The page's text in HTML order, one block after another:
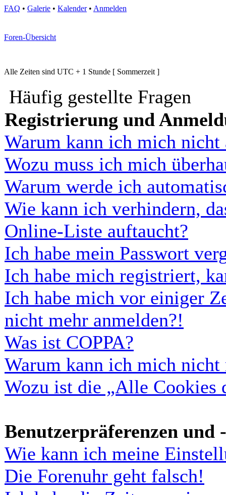
FAQ • Galerie • Kalender• Anmelden
Foren-Übersicht
Alle Zeiten sind UTC + 1 Stunde [ Sommerzeit ]
Häufig gestellte Fragen
Registrierung und
Warum kann ich mich nicht
Wozu muss ich mich
Warum werde ich
Wie kann ich verhindern,
Online-Liste auftaucht?
Ich habe mein Passwort
Ich habe mich registriert,
Ich habe mich vor einiger
nicht mehr anmelden?!
Was ist COPPA?
Warum kann ich mich nicht
Wozu ist die „Alle Cookies
Benutzerpräferenzen und
Wie kann ich meine
Die Forenuhr geht falsch!